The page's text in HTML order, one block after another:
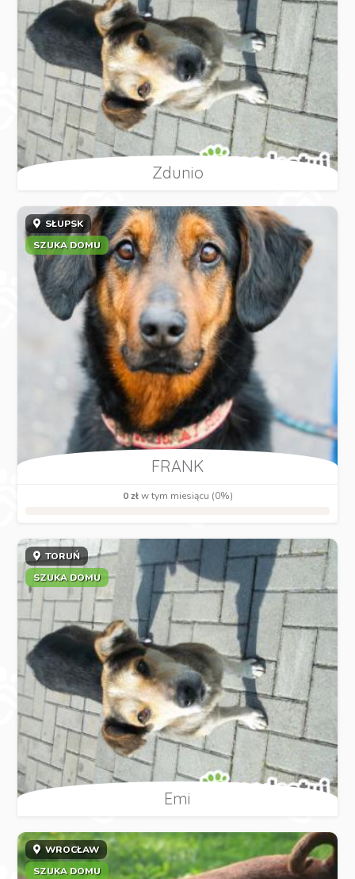
Zdunio
SŁUPSK
SZUKA DOMU
FRANK
0 złw tym miesiącu (0%)
TORUŃ
SZUKA DOMU
Emi
WROCŁAW
SZUKA DOMU